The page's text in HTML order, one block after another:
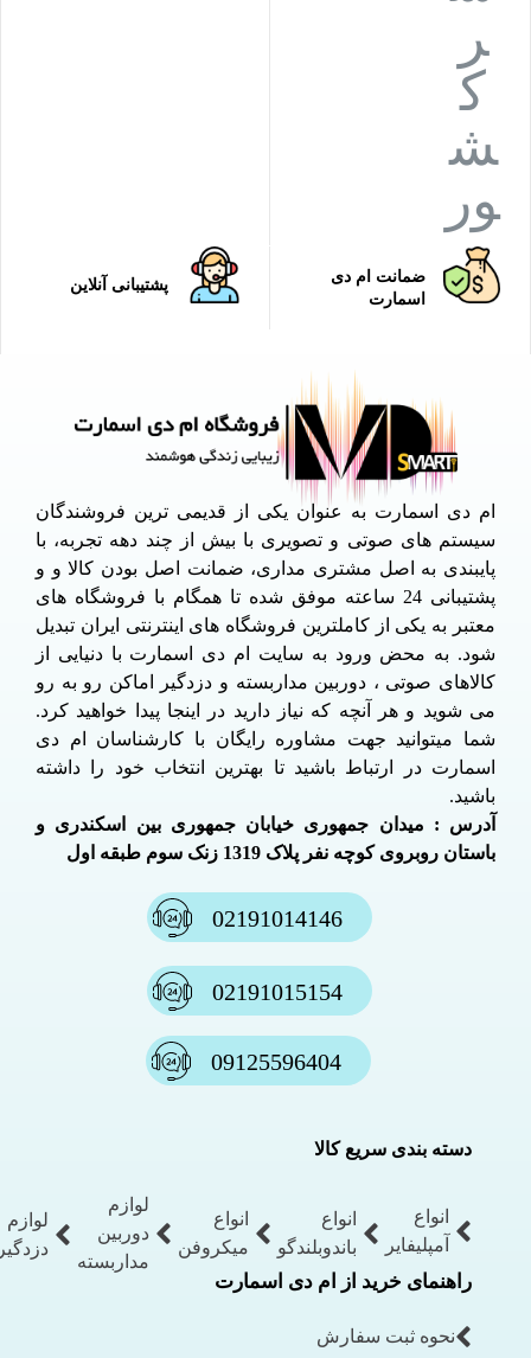
ضمانت ام دی
اسمارت
پشتیبانی آنلاین
ام دی اسمارت به عنوان یکی از قدیمی ترین فروشندگان
سیستم های صوتی و تصویری با بیش از چند دهه تجربه، با
پایبندی به اصل مشتری مداری، ضمانت اصل بودن کالا و و
پشتیبانی 24 ساعته موفق شده تا همگام با فروشگاه های
معتبر به یکی از کاملترین فروشگاه های اینترنتی ایران تبدیل
شود. به محض ورود به سایت ام دی اسمارت با دنیایی از
کالاهای صوتی ، دوربین مداربسته و دزدگیر اماکن رو به رو
می شوید و هر آنچه که نیاز دارید در اینجا پیدا خواهید کرد.
شما میتوانید جهت مشاوره رایگان با کارشناسان ام دی
اسمارت در ارتباط باشید تا بهترین انتخاب خود را داشته
باشید.
آدرس : میدان جمهوری خیابان جمهوری بین اسکندری و
باستان روبروی کوچه نفر پلاک 1319 زنک سوم طبقه اول
02191014146
02191015154
09125596404
دسته بندی سریع کالا
انواع
آمپلیفایر
انواع
باندوبلندگو
انواع
میکروفن
لوازم
دوربین
مداربسته
لوازم
دزدگیر
راهنمای خرید از ام دی اسمارت
نحوه ثبت سفارش